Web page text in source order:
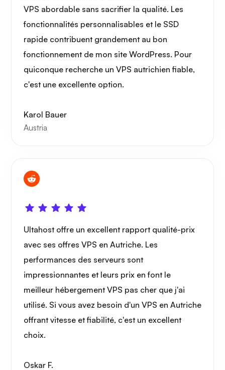
Grafana
VPS abordable sans sacrifier la qualité. Les
fonctionnalités personnalisables et le SSD
rapide contribuent grandement au bon
fonctionnement de mon site WordPress. Pour
quiconque recherche un VPS autrichien fiable,
c'est une excellente option.
Karol Bauer
Austria
Ultahost offre un excellent rapport qualité-prix
avec ses offres VPS en Autriche. Les
performances des serveurs sont
impressionnantes et leurs prix en font le
meilleur hébergement VPS pas cher que j'ai
utilisé. Si vous avez besoin d'un VPS en Autriche
offrant vitesse et fiabilité, c'est un excellent
choix.
Oskar F.